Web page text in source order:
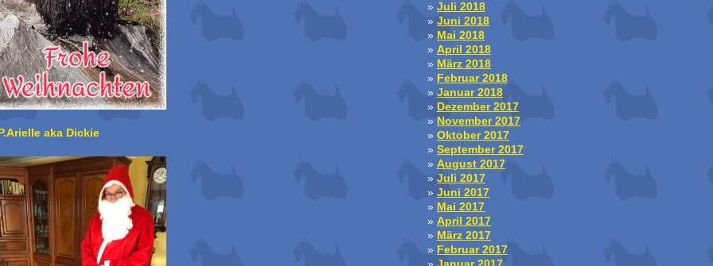
aka Dickie
Juli 2018
Juni 2018
Mai 2018
April 2018
März 2018
Februar 2018
Januar 2018
Dezember 2017
November 2017
Oktober 2017
September 2017
August 2017
Juli 2017
Juni 2017
Mai 2017
April 2017
März 2017
Februar 2017